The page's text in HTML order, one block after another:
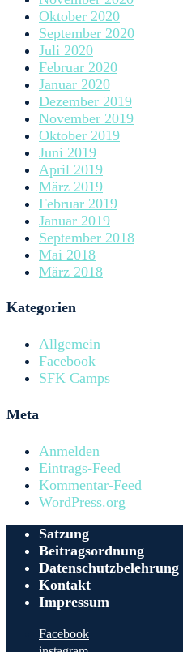
Oktober 2020
September 2020
Juli 2020
Februar 2020
Januar 2020
Dezember 2019
November 2019
Oktober 2019
Juni 2019
April 2019
März 2019
Februar 2019
Januar 2019
September 2018
Mai 2018
März 2018
Kategorien
Allgemein
Facebook
SFK Camps
Meta
Anmelden
Eintrags-Feed
Kommentar-Feed
WordPress.org
Satzung
Beitragsordnung
Datenschutzbelehrung
Kontakt
Impressum
Facebook